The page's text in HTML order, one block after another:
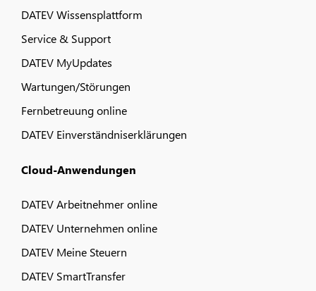
DATEV Wissensplattform
Service & Support
DATEV MyUpdates
Wartungen/Störungen
Fernbetreuung online
DATEV Einverständniserklärungen
Cloud-Anwendungen
DATEV Arbeitnehmer online
DATEV Unternehmen online
DATEV Meine Steuern
DATEV SmartTransfer